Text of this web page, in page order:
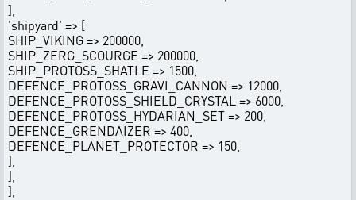
],
'shipyard' => [
SHIP_VIKING => 200000,
SHIP_ZERG_SCOURGE => 200000,
SHIP_PROTOSS_SHATLE => 1500,
DEFENCE_PROTOSS_GRAVI_CANNON => 12000,
DEFENCE_PROTOSS_SHIELD_CRYSTAL => 6000,
DEFENCE_PROTOSS_HYDARIAN_SET => 200,
DEFENCE_GRENDAIZER => 400,
DEFENCE_PLANET_PROTECTOR => 150,
],
],
],